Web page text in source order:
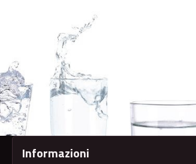
Informazioni